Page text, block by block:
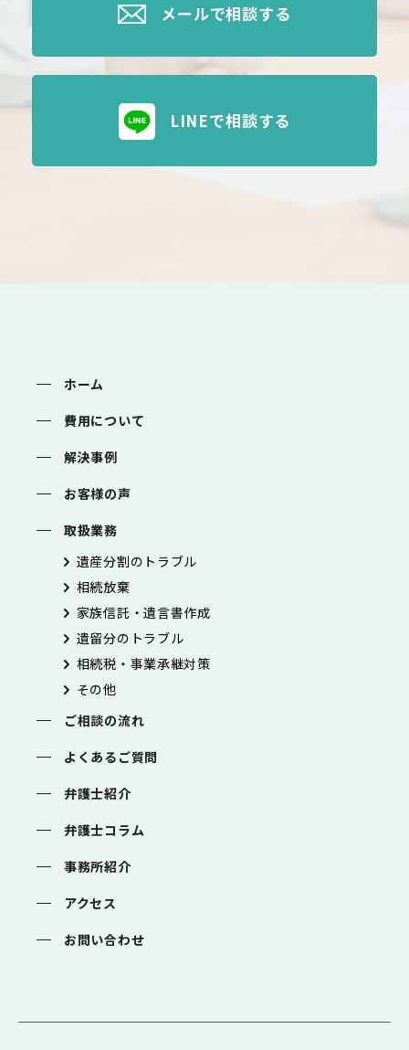
メールで相談する
LINEで相談する
ホーム
費用について
解決事例
お客様の声
取扱業務
遺産分割のトラブル
相続放棄
家族信託・遺言書作成
遺留分のトラブル
相続税・事業承継対策
その他
ご相談の流れ
よくあるご質問
弁護士紹介
弁護士コラム
事務所紹介
アクセス
お問い合わせ